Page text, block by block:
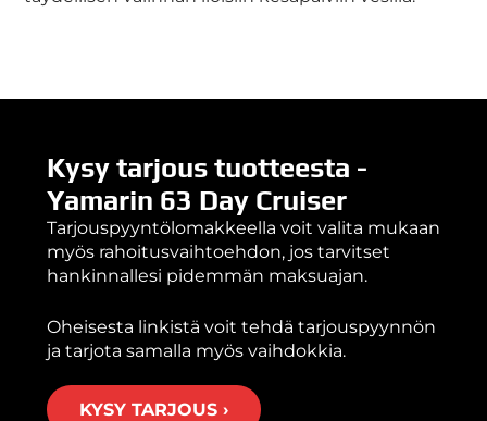
Kysy tarjous tuotteesta -
Yamarin 63 Day Cruiser
Tarjouspyyntölomakkeella voit valita mukaan
myös rahoitusvaihtoehdon, jos tarvitset
hankinnallesi pidemmän maksuajan.
Oheisesta linkistä voit tehdä tarjouspyynnön
ja tarjota samalla myös vaihdokkia.
KYSY TARJOUS ›